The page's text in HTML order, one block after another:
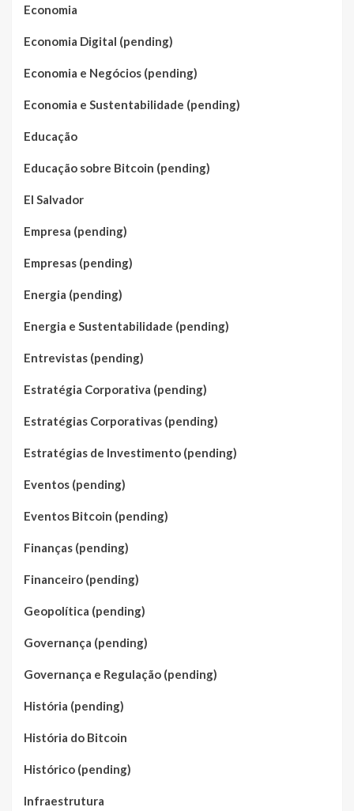
Economia
Economia Digital (pending)
Economia e Negócios (pending)
Economia e Sustentabilidade (pending)
Educação
Educação sobre Bitcoin (pending)
El Salvador
Empresa (pending)
Empresas (pending)
Energia (pending)
Energia e Sustentabilidade (pending)
Entrevistas (pending)
Estratégia Corporativa (pending)
Estratégias Corporativas (pending)
Estratégias de Investimento (pending)
Eventos (pending)
Eventos Bitcoin (pending)
Finanças (pending)
Financeiro (pending)
Geopolítica (pending)
Governança (pending)
Governança e Regulação (pending)
História (pending)
História do Bitcoin
Histórico (pending)
Infraestrutura